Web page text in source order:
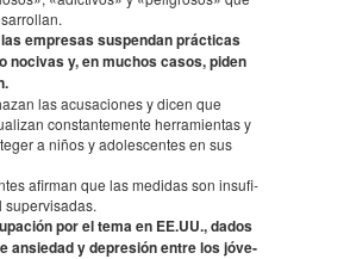
empre­sas suspen­dan prác­ti­cas
nocivas y, en muchos casos, piden
las acusacio­nes y dicen que
cons­tante­mente herra­mien­tas y
a niños y adoles­cen­tes en sus
afir­man que las medi­das son insufi­
super­vi­sa­das.
por el tema en EE.UU., dados
ansie­dad y depre­sión entre los jóve­